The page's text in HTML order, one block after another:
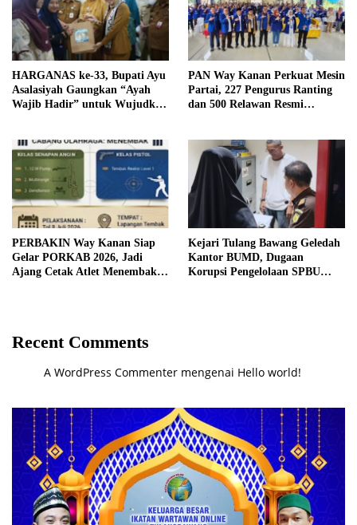
HARGANAS ke-33, Bupati Ayu
Asalasiyah Gaungkan “Ayah
Wajib Hadir” untuk Wujudkan
PAN Way Kanan Perkuat Mesin
Partai, 227 Pengurus Ranting
dan 500 Relawan Resmi
PERBAKIN Way Kanan Siap
Gelar PORKAB 2026, Jadi
Ajang Cetak Atlet Menembak
Kejari Tulang Bawang Geledah
Kantor BUMD, Dugaan
Korupsi Pengelolaan SPBU
Recent Comments
A WordPress Commenter mengenai Hello world!